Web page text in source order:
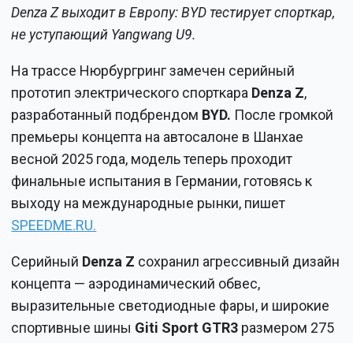
Denza Z выходит в Европу: BYD тестирует спорткар,
не уступающий Yangwang U9.
На трассе Нюрбургринг замечен серийный
прототип электрического спорткара Denza Z,
разработанный подбрендом BYD. После громкой
премьеры концепта на автосалоне в Шанхае
весной 2025 года, модель теперь проходит
финальные испытания в Германии, готовясь к
выходу на международные рынки, пишет
SPEEDME.RU.
Серийный Denza Z сохранил агрессивный дизайн
концепта — аэродинамический обвес,
выразительные светодиодные фары, и широкие
спортивные шины Giti Sport GTR3 размером 275